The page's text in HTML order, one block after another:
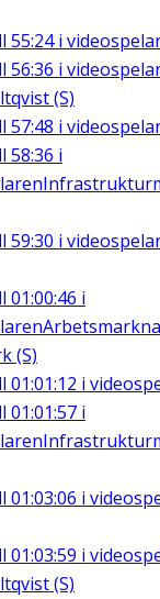
55:24i
56:36 i
(S)
57:48 i
58:36 i
59:30 i
01:00:46 i
(S)
01:01:12 i
01:01:57 i
01:03:06 i
01:03:59 i
(S)